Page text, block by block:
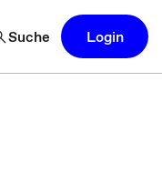
Suche Login